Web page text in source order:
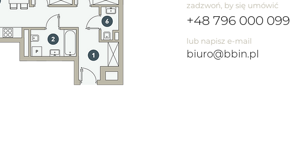
zadzwoń, by się umówić
+48 796 000 099
lub napisz e-mail
biuro@bbin.pl